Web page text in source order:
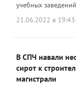
учебных
21.06.2022 в
В СПЧ навали
сирот к
магистрали